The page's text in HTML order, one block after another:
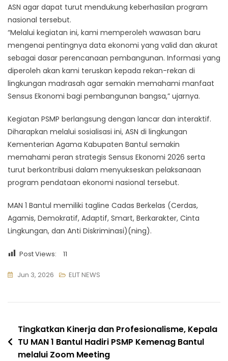
ASN agar dapat turut mendukung keberhasilan program
nasional tersebut.
“Melalui kegiatan ini, kami memperoleh wawasan baru
mengenai pentingnya data ekonomi yang valid dan akurat
sebagai dasar perencanaan pembangunan. Informasi yang
diperoleh akan kami teruskan kepada rekan-rekan di
lingkungan madrasah agar semakin memahami manfaat
Sensus Ekonomi bagi pembangunan bangsa,” ujarnya.
Kegiatan PSMP berlangsung dengan lancar dan interaktif.
Diharapkan melalui sosialisasi ini, ASN di lingkungan
Kementerian Agama Kabupaten Bantul semakin
memahami peran strategis Sensus Ekonomi 2026 serta
turut berkontribusi dalam menyukseskan pelaksanaan
program pendataan ekonomi nasional tersebut.
MAN 1 Bantul memiliki tagline Cadas Berkelas (Cerdas,
Agamis, Demokratif, Adaptif, Smart, Berkarakter, Cinta
Lingkungan, dan Anti Diskriminasi)(ning).
Post Views: 11
Jun 3, 2026 ELIT NEWS
Navigasi
pos
Tingkatkan Kinerja dan Profesionalisme, Kepala
TU MAN 1 Bantul Hadiri PSMP Kemenag Bantul
melalui Zoom Meeting